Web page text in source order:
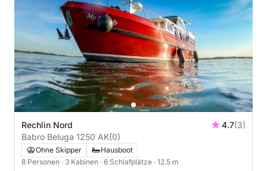
Rechlin Nord 4.7(3)
Babro Beluga 1250 AK(0)
Ohne Skipper
Hausboot
8 Personen · 3 Kabinen · 6 Schlafplätze · 12.5 m